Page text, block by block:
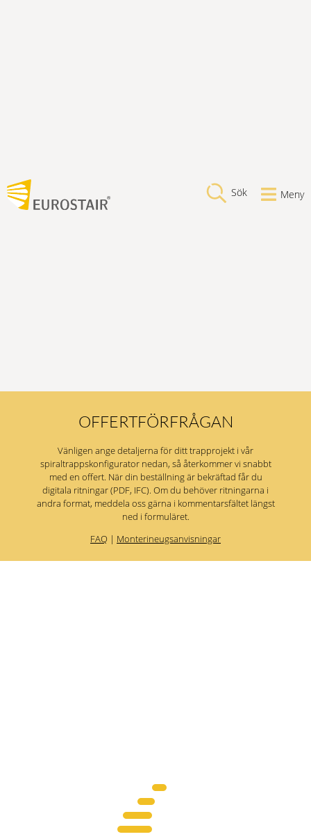
Sök Meny
OFFERTFÖRFRÅGAN
Vänligen ange detaljerna för ditt trapprojekt i vår
spiraltrappskonfigurator nedan, så återkommer vi snabbt
med en offert. När din beställning är bekräftad får du
digitala ritningar (PDF, IFC). Om du behöver ritningarna i
andra format, meddela oss gärna i kommentarsfältet längst
ned i formuläret.
FAQ | Monterineugsanvisningar